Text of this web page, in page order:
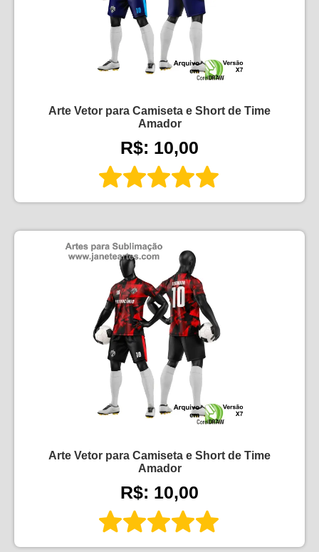
Arte Vetor para Camiseta e Short de Time
Amador
R$: 10,00
Arte Vetor para Camiseta e Short de Time
Amador
R$: 10,00